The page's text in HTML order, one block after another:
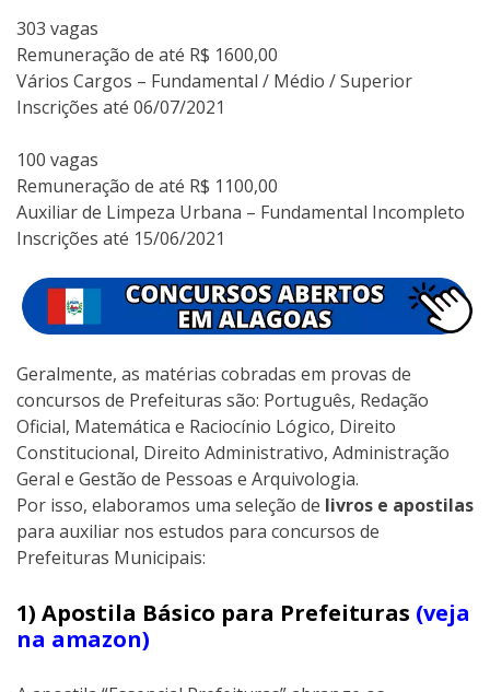
303 vagas
Remuneração de até R$ 1600,00
Vários Cargos – Fundamental / Médio / Superior
Inscrições até 06/07/2021
100 vagas
Remuneração de até R$ 1100,00
Auxiliar de Limpeza Urbana – Fundamental Incompleto
Inscrições até 15/06/2021
Geralmente, as matérias cobradas em provas de
concursos de Prefeituras são: Português, Redação
Oficial, Matemática e Raciocínio Lógico, Direito
Constitucional, Direito Administrativo, Administração
Geral e Gestão de Pessoas e Arquivologia.
Por isso, elaboramos uma seleção de livros e apostilas
para auxiliar nos estudos para concursos de
Prefeituras Municipais:
1) Apostila Básico para Prefeituras (veja
na amazon)